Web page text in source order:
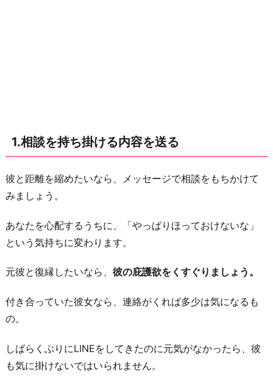
ラ
イ
ン
を
題
に
る
3.
を
控
1.相談を持ち掛ける内容を送る
彼と距離を縮めたいなら、メッセージで相談をもちかけて
みましょう。
あなたを心配するうちに、「やっぱりほっておけないな」
という気持ちに変わります。
元彼と復縁したいなら、 彼の庇護欲をくすぐりましょう。
付き合っていた彼女なら、連絡がくれば多少は気になるも
の。
しばらくぶりにLINEをしてきたのに元気がなかったら、彼
も気に掛けないではいられません。